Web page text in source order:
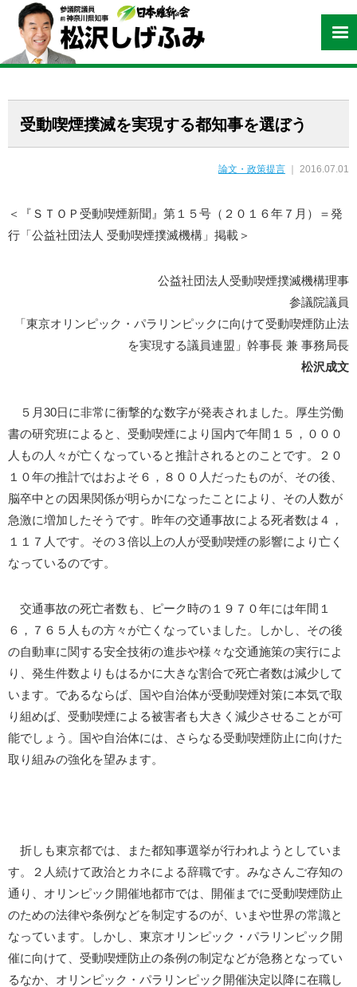
受動喫煙撲滅を実現する都知事を選ぼう
論文・政策提言 ｜ 2016.07.01
＜『ＳＴＯＰ受動喫煙新聞』第１５号（２０１６年７月）＝発
行「公益社団法人 受動喫煙撲滅機構」掲載＞
公益社団法人受動喫煙撲滅機構理事
参議院議員
「東京オリンピック・パラリンピックに向けて受動喫煙防止法
を実現する議員連盟」幹事長 兼 事務局長
松沢成文
５月30日に非常に衝撃的な数字が発表されました。厚生労働
書の研究班によると、受動喫煙により国内で年間１５，０００
人もの人々が亡くなっていると推計されるとのことです。２０
１０年の推計ではおよそ６，８００人だったものが、その後、
脳卒中との因果関係が明らかになったことにより、その人数が
急激に増加したそうです。昨年の交通事故による死者数は４，
１１７人です。その３倍以上の人が受動喫煙の影響により亡く
なっているのです。
交通事故の死亡者数も、ピーク時の１９７０年には年間１
６，７６５人もの方々が亡くなっていました。しかし、その後
の自動車に関する安全技術の進歩や様々な交通施策の実行によ
り、発生件数よりもはるかに大きな割合で死亡者数は減少して
います。であるならば、国や自治体が受動喫煙対策に本気で取
り組めば、受動喫煙による被害者も大きく減少させることが可
能でしょう。国や自治体には、さらなる受動喫煙防止に向けた
取り組みの強化を望みます。
折しも東京都では、また都知事選挙が行われようとしていま
す。２人続けて政治とカネによる辞職です。みなさんご存知の
通り、オリンピック開催地都市では、開催までに受動喫煙防止
のための法律や条例などを制定するのが、いまや世界の常識と
なっています。しかし、東京オリンピック・パラリンピック開
催に向けて、受動喫煙防止の条例の制定などが急務となってい
るなか、オリンピック・パラリンピック開催決定以降に在職し